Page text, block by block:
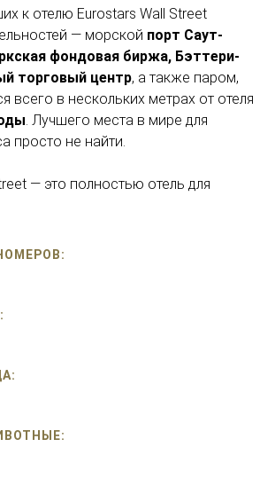
к отелю Eurostars Wall Street
— морской порт Саут-
фондовая биржа, Бэттери-
торговый центр, а также паром,
всего в нескольких метрах от отеля
. Лучшего места в мире для
просто не найти.
— это полностью отель для